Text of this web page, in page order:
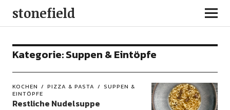
stonefield
Kategorie:Suppen & Eintöpfe
KOCHEN PIZZA & PASTA
SUPPEN &
EINTÖPFE
Restliche Nudelsuppe